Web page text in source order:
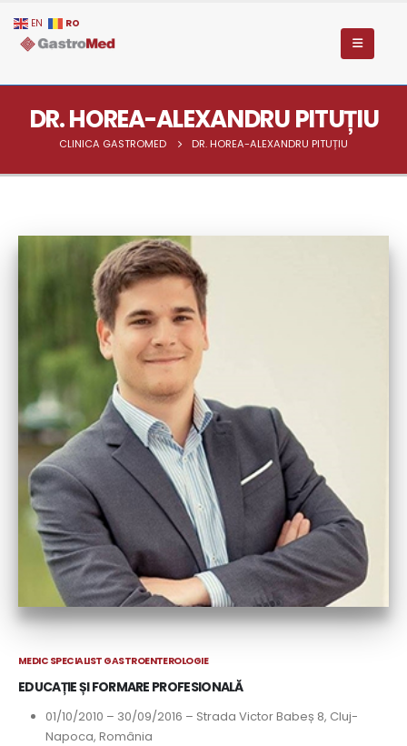
DR. HOREA-ALEXANDRU PITUȚIU
CLINICA GASTROMED DR. HOREA-ALEXANDRU PITUȚIU
MEDIC SPECIALIST GASTROENTEROLOGIE
EDUCAȚIE ȘI FORMARE PROFESIONALĂ
01/10/2010 – 30/09/2016 – Strada Victor Babeș 8, Cluj-
Napoca, România
EN RO